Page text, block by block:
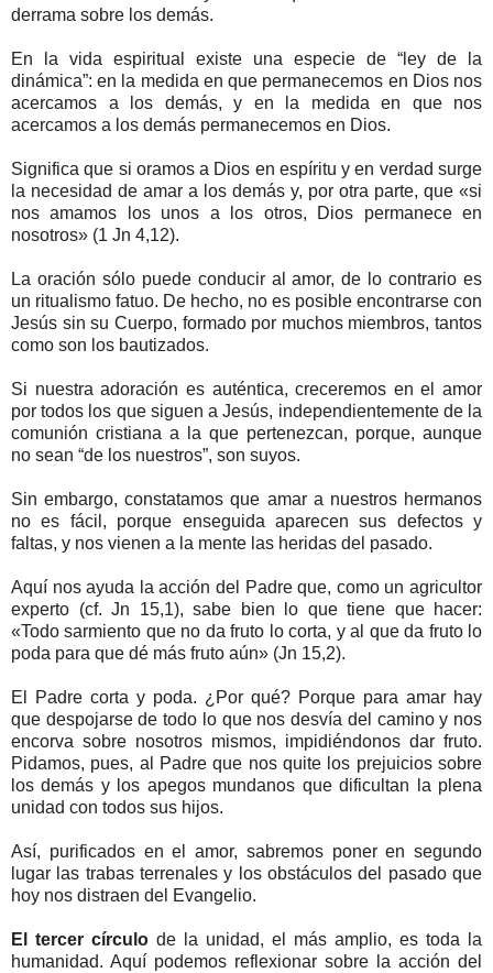
derrama sobre los demás.
En la vida espiritual existe una especie de “ley de la
dinámica”: en la medida en que permanecemos en Dios nos
acercamos a los demás, y en la medida en que nos
acercamos a los demás permanecemos en Dios.
Significa que si oramos a Dios en espíritu y en verdad surge
la necesidad de amar a los demás y, por otra parte, que «si
nos amamos los unos a los otros, Dios permanece en
nosotros» (1 Jn 4,12).
La oración sólo puede conducir al amor, de lo contrario es
un ritualismo fatuo. De hecho, no es posible encontrarse con
Jesús sin su Cuerpo, formado por muchos miembros, tantos
como son los bautizados.
Si nuestra adoración es auténtica, creceremos en el amor
por todos los que siguen a Jesús, independientemente de la
comunión cristiana a la que pertenezcan, porque, aunque
no sean “de los nuestros”, son suyos.
Sin embargo, constatamos que amar a nuestros hermanos
no es fácil, porque enseguida aparecen sus defectos y
faltas, y nos vienen a la mente las heridas del pasado.
Aquí nos ayuda la acción del Padre que, como un agricultor
experto (cf. Jn 15,1), sabe bien lo que tiene que hacer:
«Todo sarmiento que no da fruto lo corta, y al que da fruto lo
poda para que dé más fruto aún» (Jn 15,2).
El Padre corta y poda. ¿Por qué? Porque para amar hay
que despojarse de todo lo que nos desvía del camino y nos
encorva sobre nosotros mismos, impidiéndonos dar fruto.
Pidamos, pues, al Padre que nos quite los prejuicios sobre
los demás y los apegos mundanos que dificultan la plena
unidad con todos sus hijos.
Así, purificados en el amor, sabremos poner en segundo
lugar las trabas terrenales y los obstáculos del pasado que
hoy nos distraen del Evangelio.
El tercer círculo de la unidad, el más amplio, es toda la
humanidad. Aquí podemos reflexionar sobre la acción del